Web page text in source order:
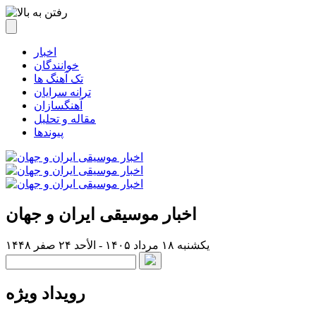
اخبار
خوانندگان
تک آهنگ ها
ترانه سرایان
آهنگسازان
مقاله و تحلیل
پیوندها
اخبار موسیقی ایران و جهان
یکشنبه ۱۸ مرداد ۱۴۰۵ - الأحد ۲۴ صفر ۱۴۴۸
رویداد ویژه